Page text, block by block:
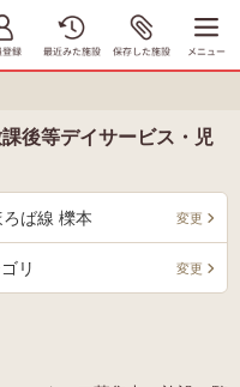
後等デイサービス・児
ば線 櫟本 変更
リ 変更